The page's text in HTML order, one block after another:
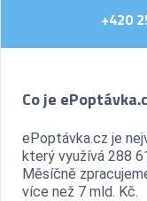
+420
Co je
ePoptávka.cz je
který využívá 288
Měsíčně
více než 7 mld. Kč.